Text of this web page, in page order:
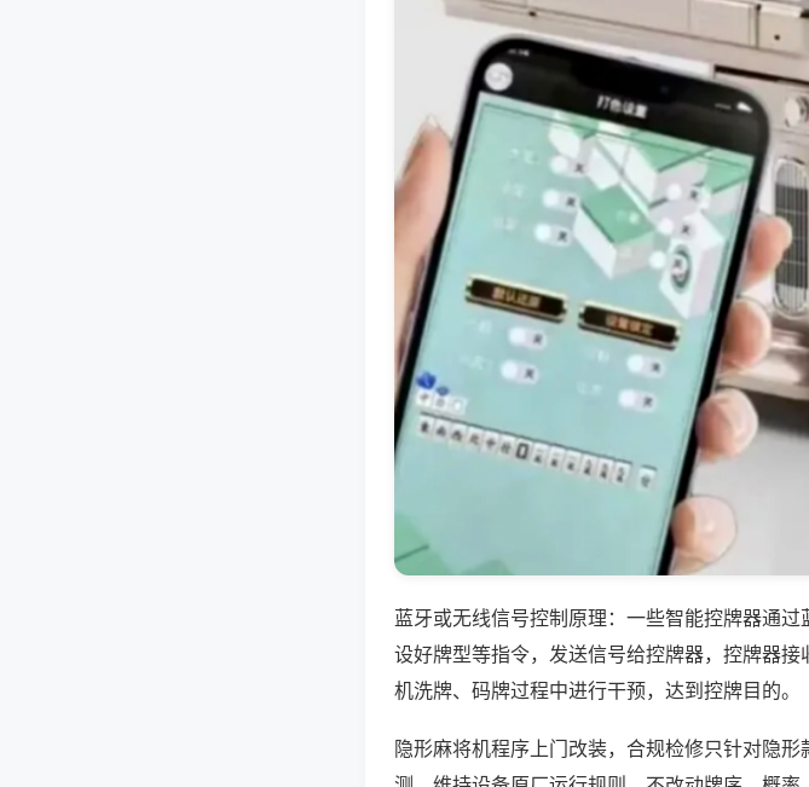
蓝牙或无线信号控制原理：一些智能控牌器通
设好牌型等指令，发送信号给控牌器，控牌器
机洗牌、码牌过程中进行干预，达到控牌目的。
隐形麻将机程序上门改装，合规检修只针对隐